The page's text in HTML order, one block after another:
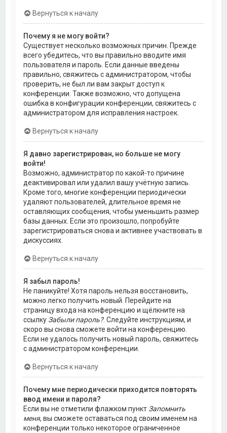
Вернуться к началу
Почему я не могу войти?
Существует несколько возможных причин. Прежде
всего убедитесь, что вы правильно вводите имя
пользователя и пароль. Если данные введены
правильно, свяжитесь с администратором, чтобы
проверить, не был ли вам закрыт доступ к
конференции. Также возможно, что допущена
ошибка в конфигурации конференции, свяжитесь с
администратором для исправления настроек.
Вернуться к началу
Я давно зарегистрирован, но больше не могу
войти!
Возможно, администратор по какой-то причине
деактивировал или удалил вашу учётную запись.
Кроме того, многие конференции периодически
удаляют пользователей, длительное время не
оставляющих сообщения, чтобы уменьшить размер
базы данных. Если это произошло, попробуйте
зарегистрироваться снова и активнее участвовать в
дискуссиях.
Вернуться к началу
Я забыл пароль!
Не паникуйте! Хотя пароль нельзя восстановить,
можно легко получить новый. Перейдите на
страницу входа на конференцию и щёлкните на
ссылку Забыли пароль?. Следуйте инструкциям, и
скоро вы снова сможете войти на конференцию.
Если не удалось получить новый пароль, свяжитесь
с администратором конференции.
Вернуться к началу
Почему мне периодически приходится повторять
ввод имени и пароля?
Если вы не отметили флажком пункт Запомнить
меня, вы сможете оставаться под своим именем на
конференции только некоторое ограниченное